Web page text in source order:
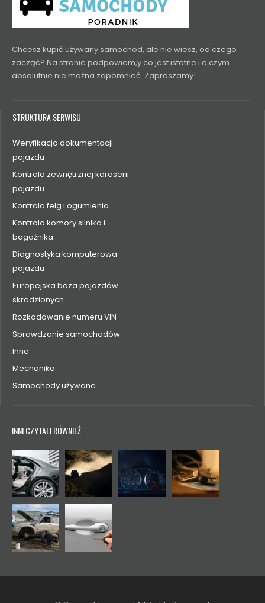
Chcesz kupić używany samochód, ale nie wiesz, od czego
zacząć? Na stronie podpowiem,y co jest istotne i o czym
absolutnie nie można zapomnieć. Zapraszamy!
STRUKTURA SERWISU
Weryfikacja dokumentacji
pojazdu
Kontrola zewnętrznej karoserii
pojazdu
Kontrola felg i ogumienia
Kontrola komory silnika i
bagażnika
Diagnostyka komputerowa
pojazdu
Europejska baza pojazdów
skradzionych
Rozkodowanie numeru VIN
Sprawdzanie samochodów
Inne
Mechanika
Samochody używane
INNI CZYTALI RÓWNIEŻ